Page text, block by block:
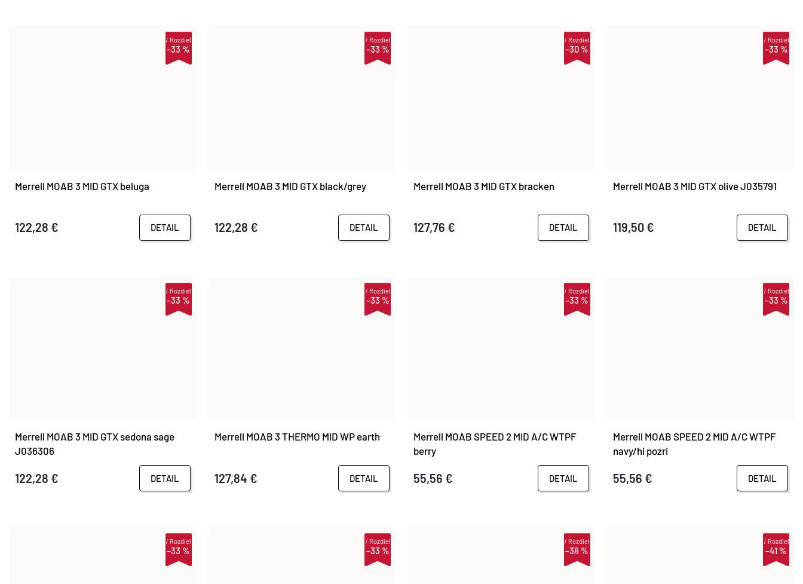
–33 %
iRozdiel
Merrell MOAB 3 MID GTX beluga
122,28 € DETAIL
–33 %
iRozdiel
Merrell MOAB 3 MID GTX black/grey
122,28 € DETAIL
–30 %
iRozdiel
Merrell MOAB 3 MID GTX bracken
127,76 € DETAIL
–33 %
iRozdiel
Merrell MOAB 3 MID GTX olive J035791
119,50 € DETAIL
–33 %
iRozdiel
Merrell MOAB 3 MID GTX sedona sage
J036306
122,28 € DETAIL
–33 %
iRozdiel
Merrell MOAB 3 THERMO MID WP earth
127,84 € DETAIL
–33 %
iRozdiel
Merrell MOAB SPEED 2 MID A/C WTPF
berry
55,56 € DETAIL
–33 %
iRozdiel
Merrell MOAB SPEED 2 MID A/C WTPF
navy/hi pozri
55,56 € DETAIL
–33 %
iRozdiel
–33 %
iRozdiel
–38 %
iRozdiel
–41 %
iRozdiel